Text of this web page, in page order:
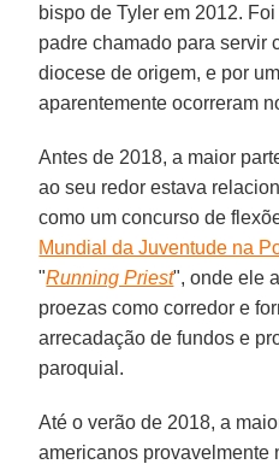
bispo de Tyler em 2012.
padre chamado para servir
diocese de origem, e por
aparentemente ocorreram
Antes de 2018, a maior
ao seu redor estava
como um concurso de
Mundial da Juventude na
"Running Priest", onde ele
proezas como corredor e
arrecadação de fundos e
paroquial.
Até o verão de 2018, a
americanos provavelmente